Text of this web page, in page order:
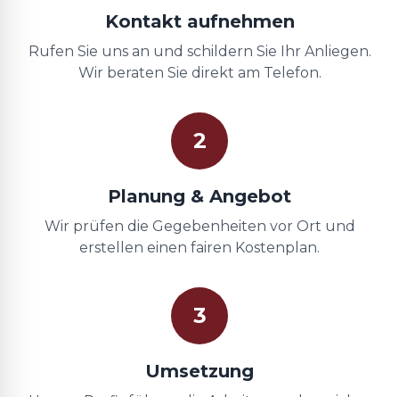
Kontakt aufnehmen
Rufen Sie uns an und schildern Sie Ihr Anliegen.
Wir beraten Sie direkt am Telefon.
2
Planung & Angebot
Wir prüfen die Gegebenheiten vor Ort und
erstellen einen fairen Kostenplan.
3
Umsetzung